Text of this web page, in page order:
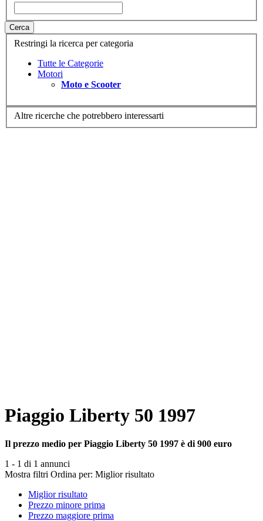
Cerca
Restringi la ricerca per categoria
Tutte le Categorie
Motori
Moto e Scooter
Altre ricerche che potrebbero interessarti
Piaggio Liberty 50 1997
Il prezzo medio per Piaggio Liberty 50 1997 è di 900 euro
1 - 1 di 1 annunci
Mostra filtri Ordina per: Miglior risultato
Miglior risultato
Prezzo minore prima
Prezzo maggiore prima